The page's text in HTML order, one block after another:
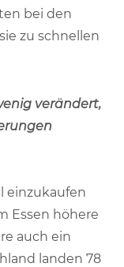
bei den
zu schnellen
verändert,
einzukaufen
Essen höhere
auch ein
landen 78